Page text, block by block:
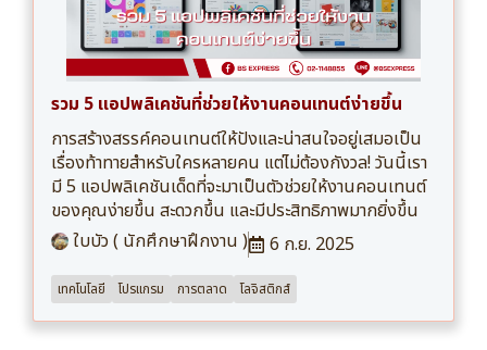
รวม 5 แอปพลิเคชันที่ช่วยให้งานคอนเทนต์ง่ายขึ้น
การสร้างสรรค์คอนเทนต์ให้ปังและน่าสนใจอยู่เสมอเป็น
เรื่องท้าทายสำหรับใครหลายคน แต่ไม่ต้องกังวล! วันนี้เรา
มี 5 แอปพลิเคชันเด็ดที่จะมาเป็นตัวช่วยให้งานคอนเทนต์
ของคุณง่ายขึ้น สะดวกขึ้น และมีประสิทธิภาพมากยิ่งขึ้น
ใบบัว ( นักศึกษาฝึกงาน )
6 ก.ย. 2025
เทคโนโลยี โปรแกรม การตลาด โลจิสติกส์